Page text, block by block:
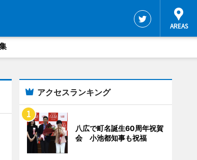
アクセスランキング
八広で町名誕生60周年祝賀
会 小池都知事も祝福